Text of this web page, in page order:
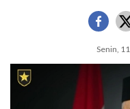
Senin,